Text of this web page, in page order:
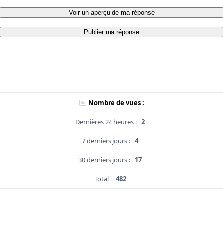
Voir un aperçu de ma réponse
Publier ma réponse
Nombre de vues :
Dernières 24 heures : 2
7 derniers jours : 4
30 derniers jours : 17
Total : 482